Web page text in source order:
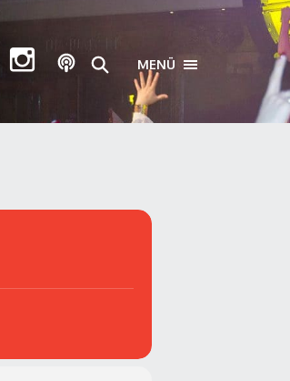
MENÜ TOGGLE